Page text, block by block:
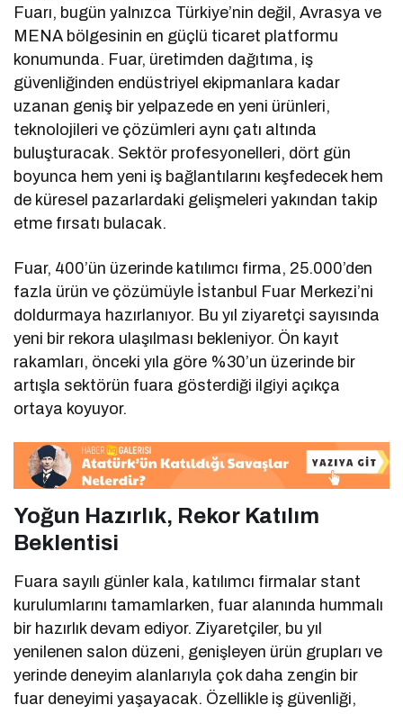
Fuarı, bugün yalnızca Türkiye’nin değil, Avrasya ve
MENA bölgesinin en güçlü ticaret platformu
konumunda. Fuar, üretimden dağıtıma, iş
güvenliğinden endüstriyel ekipmanlara kadar
uzanan geniş bir yelpazede en yeni ürünleri,
teknolojileri ve çözümleri aynı çatı altında
buluşturacak. Sektör profesyonelleri, dört gün
boyunca hem yeni iş bağlantılarını keşfedecek hem
de küresel pazarlardaki gelişmeleri yakından takip
etme fırsatı bulacak.
Fuar, 400’ün üzerinde katılımcı firma, 25.000’den
fazla ürün ve çözümüyle İstanbul Fuar Merkezi’ni
doldurmaya hazırlanıyor. Bu yıl ziyaretçi sayısında
yeni bir rekora ulaşılması bekleniyor. Ön kayıt
rakamları, önceki yıla göre %30’un üzerinde bir
artışla sektörün fuara gösterdiği ilgiyi açıkça
ortaya koyuyor.
Yoğun Hazırlık, Rekor Katılım
Beklentisi
Fuara sayılı günler kala, katılımcı firmalar stant
kurulumlarını tamamlarken, fuar alanında hummalı
bir hazırlık devam ediyor. Ziyaretçiler, bu yıl
yenilenen salon düzeni, genişleyen ürün grupları ve
yerinde deneyim alanlarıyla çok daha zengin bir
fuar deneyimi yaşayacak. Özellikle iş güvenliği,